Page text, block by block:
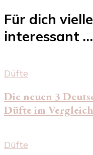
Für dich
interessant …
Düfte
Die neuen 3
Düfte im Vergleich
Düfte